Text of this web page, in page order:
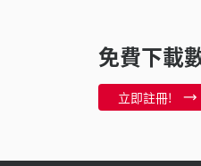
免費下載
立即註冊!